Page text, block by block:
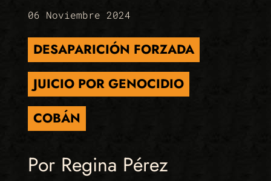
06 Noviembre 2024
DESAPARICIÓN FORZADA
JUICIO POR GENOCIDIO
COBÁN
Por Regina Pérez